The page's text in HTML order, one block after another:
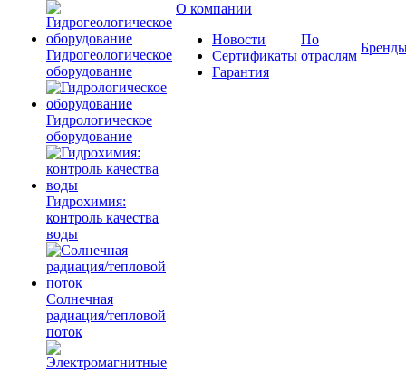
Гидрогеологическое
оборудование
Гидрологическое
оборудование
Гидрохимия:
контроль качества
воды
Солнечная
радиация/тепловой
поток
О компании
Новости
Сертификаты
Гарантия
По
отраслям